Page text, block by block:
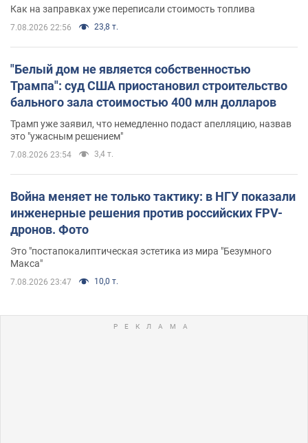
Как на заправках уже переписали стоимость топлива
7.08.2026 22:56 23,8 т.
"Белый дом не является собственностью
Трампа": суд США приостановил строительство
бального зала стоимостью 400 млн долларов
Трамп уже заявил, что немедленно подаст апелляцию, назвав
это "ужасным решением"
7.08.2026 23:54 3,4 т.
Война меняет не только тактику: в НГУ показали
инженерные решения против российских FPV-
дронов. Фото
Это "постапокалиптическая эстетика из мира "Безумного
Макса"
7.08.2026 23:47 10,0 т.